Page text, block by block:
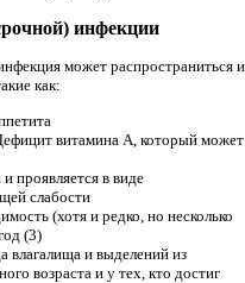
инфекции
может распространиться и
как:
витамина А, который может
проявляется в виде
слабости
(хотя и редко, но несколько
(3)
влагалища и выделений из
возраста и у тех, кто достиг